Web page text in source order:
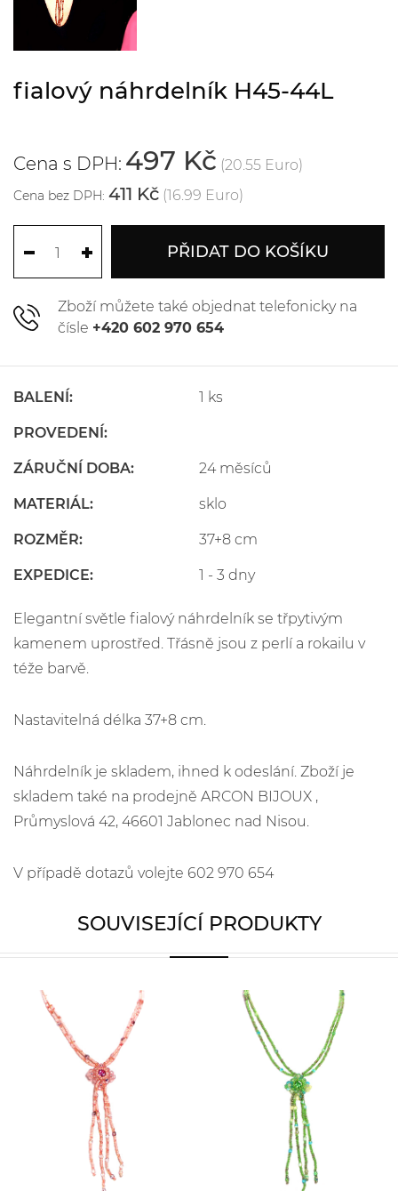
fialový náhrdelník H45-44L
Cena s DPH: 497 Kč (20.55 Euro)
Cena bez DPH: 411 Kč (16.99 Euro)
PŘIDAT DO KOŠÍKU
Zboží můžete také objednat telefonicky na
čísle +420 602 970 654
BALENÍ: 1 ks
PROVEDENÍ:
ZÁRUČNÍ DOBA: 24 měsíců
MATERIÁL: sklo
ROZMĚR: 37+8 cm
EXPEDICE: 1 - 3 dny
Elegantní světle fialový náhrdelník se třpytivým
kamenem uprostřed. Třásně jsou z perlí a rokailu v
téže barvě.
Nastavitelná délka 37+8 cm.
Náhrdelník je skladem, ihned k odeslání. Zboží je
skladem také na prodejně ARCON BIJOUX ,
Průmyslová 42, 46601 Jablonec nad Nisou.
V případě dotazů volejte 602 970 654
SOUVISEJÍCÍ PRODUKTY